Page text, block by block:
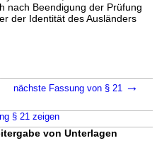
nach Beendigung der Prüfung
der Identität des Ausländers
nächste Fassung von § 21 →
§ 21 zeigen
von Unterlagen